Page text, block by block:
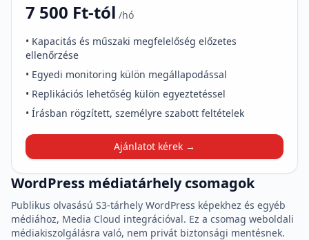
7 500 Ft-tól /hó
• Kapacitás és műszaki megfelelőség előzetes
ellenőrzése
• Egyedi monitoring külön megállapodással
• Replikációs lehetőség külön egyeztetéssel
• Írásban rögzített, személyre szabott feltételek
Ajánlatot kérek →
WordPress médiatárhely csomagok
Publikus olvasású S3-tárhely WordPress képekhez és egyéb
médiához, Media Cloud integrációval. Ez a csomag weboldali
médiakiszolgálásra való, nem privát biztonsági mentésnek.